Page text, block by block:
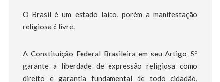
O Brasil é um estado laico, porém a manifestação
religiosa é livre.
A Constituição Federal Brasileira em seu Artigo 5º
garante a liberdade de expressão religiosa como
direito e garantia fundamental de todo cidadão,